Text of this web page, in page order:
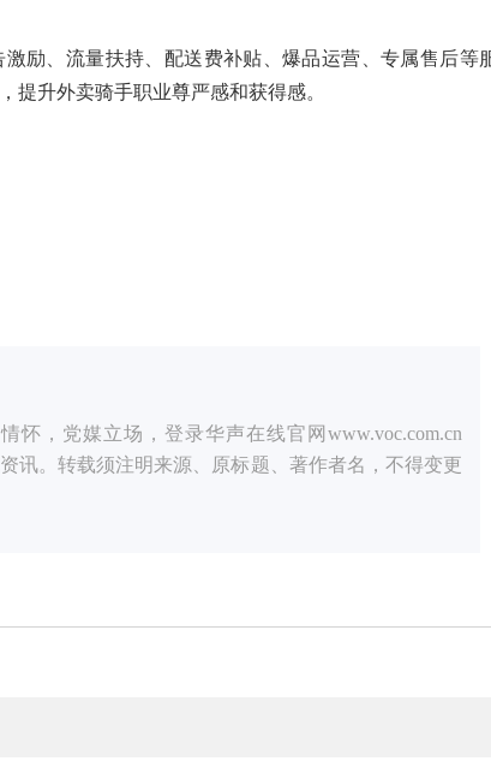
励、流量扶持、配送费补贴、爆品运营、专属售后等
提升外卖骑手职业尊严感和获得感。
怀，党媒立场，登录华声在线官网www.voc.com.cn
讯。转载须注明来源、原标题、著作者名，不得变更